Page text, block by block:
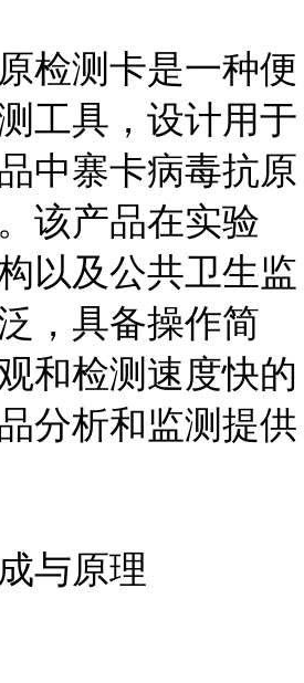
检测卡是一种便
工具，设计用于
中寨卡病毒抗原
该产品在实验
以及公共卫生监
，具备操作简
和检测速度快的
分析和监测提供
与原理